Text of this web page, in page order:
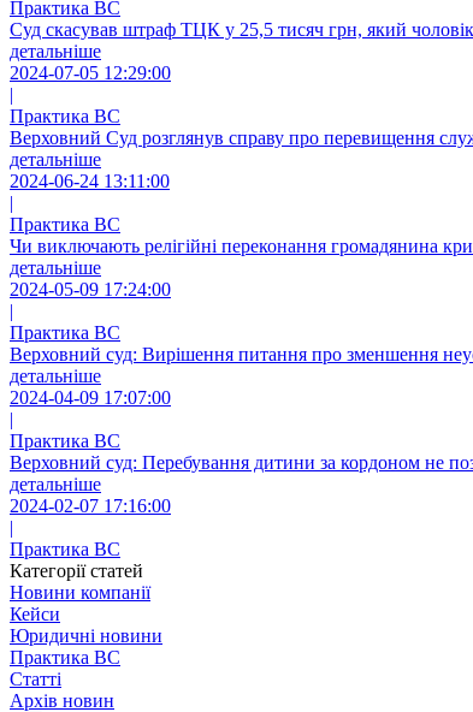
Практика ВС
Суд скасував штраф ТЦК у 25,5 тисяч грн, який
детальніше
2024-07-05 12:29:00
|
Практика ВС
Верховний Суд розглянув справу про перевищення
детальніше
2024-06-24 13:11:00
|
Практика ВС
Чи виключають релігійні переконання громадянина
детальніше
2024-05-09 17:24:00
|
Практика ВС
Верховний суд: Вирішення питання про зменшення
детальніше
2024-04-09 17:07:00
|
Практика ВС
Верховний суд: Перебування дитини за кордоном не
детальніше
2024-02-07 17:16:00
|
Практика ВС
Категорії статей
Новини компанії
Кейси
Юридичні новини
Практика ВС
Статті
Архів новин